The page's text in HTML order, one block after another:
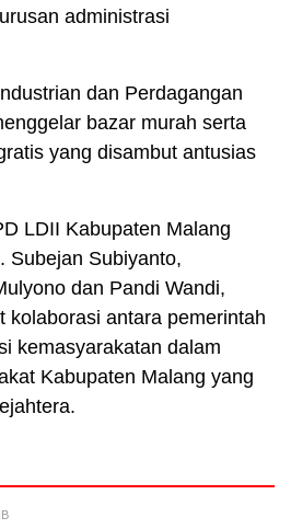
administrasi
dan Perdagangan
bazar murah serta
yang disambut antusias
LDII Kabupaten Malang
Subejan Subiyanto,
dan Pandi Wandi,
kolaborasi antara pemerintah
kemasyarakatan dalam
Kabupaten Malang yang